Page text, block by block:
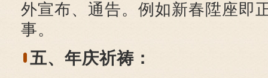
外宣布、通告。例如新春陞座即
事。
五、年庆祈祷：